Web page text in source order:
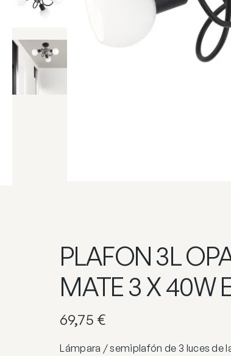
PLAFON 3L
MATE 3 X 40W
69,75 €
Lámpara / semiplafón de 3 luces de